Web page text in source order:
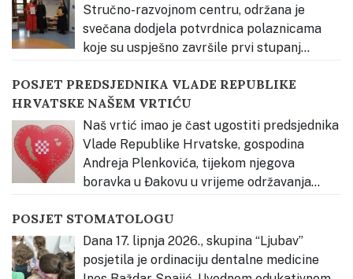
Stručno-razvojnom centru, održana je
svečana dodjela potvrdnica polaznicama
koje su uspješno završile prvi stupanj
Montessori pedagogije – Kateheza Dobroga Pastira.
Svečanost je otvorena glazbenim nastupom djece,
nakon čega je okupljene pozdravila s. Estera Radičević,
predstavnica Osnivača Dječjeg…
POSJET PREDSJEDNIKA VLADE REPUBLIKE
HRVATSKE NAŠEM VRTIĆU
Naš vrtić imao je čast ugostiti predsjednika
Vlade Republike Hrvatske, gospodina
Andreja Plenkovića, tijekom njegova
boravka u Đakovu u vrijeme održavanja
pjesmom te mu uručila prigodan poklon – dječji rad
izrađen povodom Đakovačkih vezova, kao znak
dobrodošlice i ljubavi prema našem gradu, Slavoniji…
POSJET STOMATOLOGU
Dana 17. lipnja 2026., skupina “Ljubav”
posjetila je ordinaciju dentalne medicine